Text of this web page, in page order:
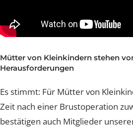
Herausforderungen
Es stimmt: Für Mütter von